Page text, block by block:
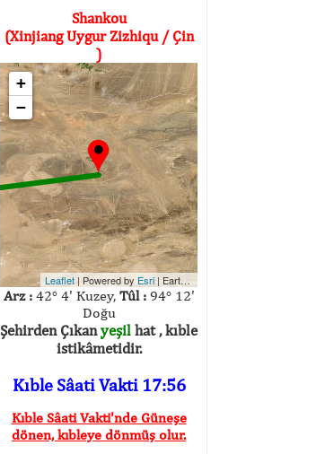
Shankou
(Xinjiang Uygur Zizhiqu / Çin
)
+
−
Leaflet | Powered by Esri | Earthstar Geographics
Arz :42° 4' Kuzey, Tûl :94° 12'
Doğu
Şehirden Çıkanyeşil hat , kıble
istikâmetidir.
Kıble Sâati Vakti 17:56
Kıble Sâati Vakti'nde Güneşe
dönen, kıbleye dönmüş olur.